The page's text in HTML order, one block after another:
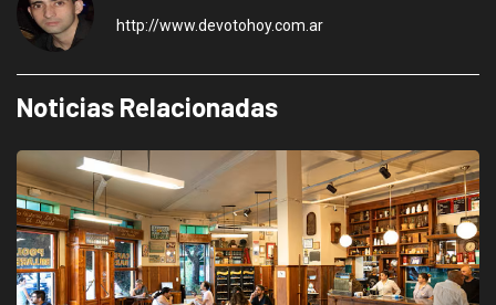
http://www.devotohoy.com.ar
Noticias Relacionadas